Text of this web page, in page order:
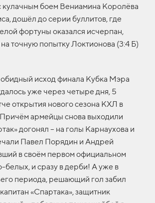
кулачным боем Вениамина Королёва
дошёл до серии буллитов, где
фортуны оказался исчерпан,
точную попытку Локтионова (3:4 Б)
обидный исход финала Кубка Мэра
уже через четыре дня, 5
открытия нового сезона КХЛ в
армейцы снова выходили
догонял – на голы Карнаухова и
Павел Порядин и Андрей
в своём первом официальном
белых, и сразу в дерби! А уже в
периода, решающий гол забил
«Спартака», защитник